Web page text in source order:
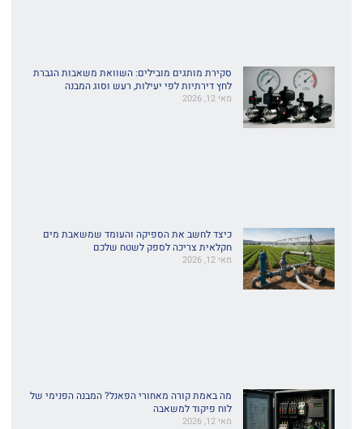
סקירת מותגים מובילים: השוואת משאבות הגברת
לחץ דירתיות לפי יעילות, רעש וסוג המבנה
מאי 12, 2026
כיצד לחשב את הספיקה והעומד שמשאבת מים
חקלאית צריכה לספק לשטח שלכם
מאי 12, 2026
מה באמת קורה מאחורי הפאנל? המבנה הפנימי של
לוח פיקוד למשאבה
מאי 12, 2026